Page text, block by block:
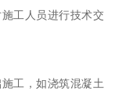
工人员进行技术交
工，如浇筑混凝土